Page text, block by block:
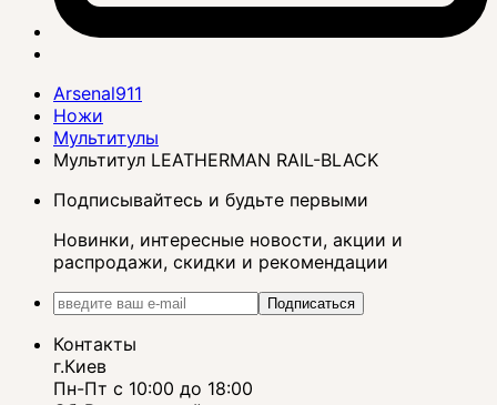
Arsenal911
Ножи
Мультитулы
Мультитул LEATHERMAN RAIL-BLACK
Подписывайтесь и будьте первыми
Новинки, интересные новости, акции и
распродажи, скидки и рекомендации
Подписаться
Контакты
г.Киев
Пн-Пт с 10:00 до 18:00